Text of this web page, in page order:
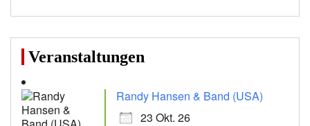
Veranstaltungen
Randy Hansen & Band (USA)
23 Okt. 26